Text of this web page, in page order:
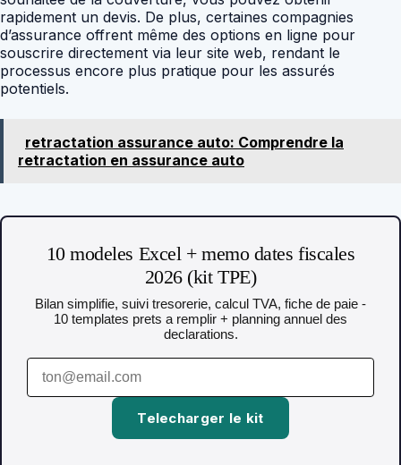
rapidement un devis. De plus, certaines compagnies
d’assurance offrent même des options en ligne pour
souscrire directement via leur site web, rendant le
processus encore plus pratique pour les assurés
potentiels.
retractation assurance auto: Comprendre la
retractation en assurance auto
10 modeles Excel + memo dates fiscales
2026 (kit TPE)
Bilan simplifie, suivi tresorerie, calcul TVA, fiche de paie -
10 templates prets a remplir + planning annuel des
declarations.
Telecharger le kit